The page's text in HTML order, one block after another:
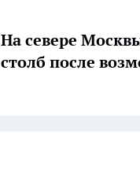
На севере
столб после